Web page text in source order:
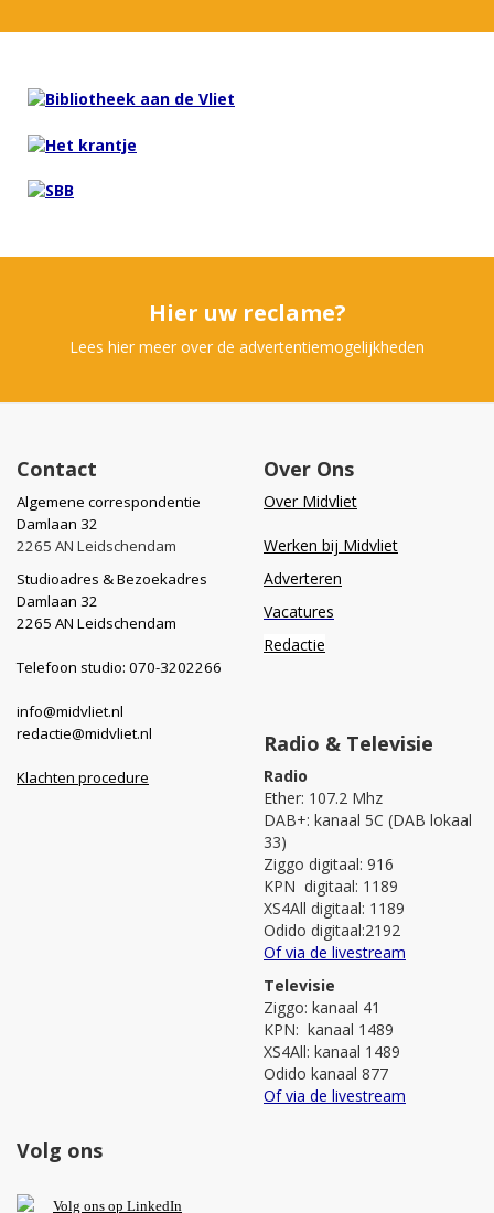
Hier uw reclame?
Lees hier meer over de advertentiemogelijkheden
Contact
Algemene correspondentie
Damlaan 32
2265 AN Leidschendam
Studioadres & Bezoekadres
Damlaan 32
2265 AN Leidschendam
Telefoon studio: 070-3202266
info@midvliet.nl
redactie@midvliet.nl
Klachten procedure
Over Ons
Over Midvliet
Werken bij Midvliet
Adverteren
Vacatures
Redactie
Radio & Televisie
Radio
Ether: 107.2 Mhz
DAB+: kanaal 5C (DAB lokaal
33)
Ziggo digitaal: 916
KPN digitaal: 1189
XS4All digitaal: 1189
Odido digitaal:2192
Of via de livestream
Televisie
Ziggo: kanaal 41
KPN: kanaal 1489
XS4All: kanaal 1489
Odido kanaal 877
Of via de livestream
Volg ons
Volg ons op LinkedIn